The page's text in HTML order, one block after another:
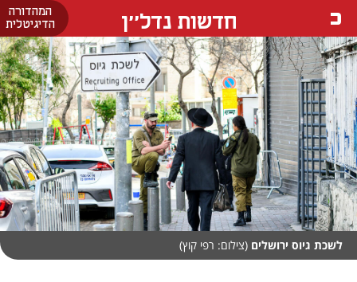
המהדורה
הדיגיטלית
חדשות נדל''ן
לשכת גיוס ירושלים (צילום: רפי קוץ)